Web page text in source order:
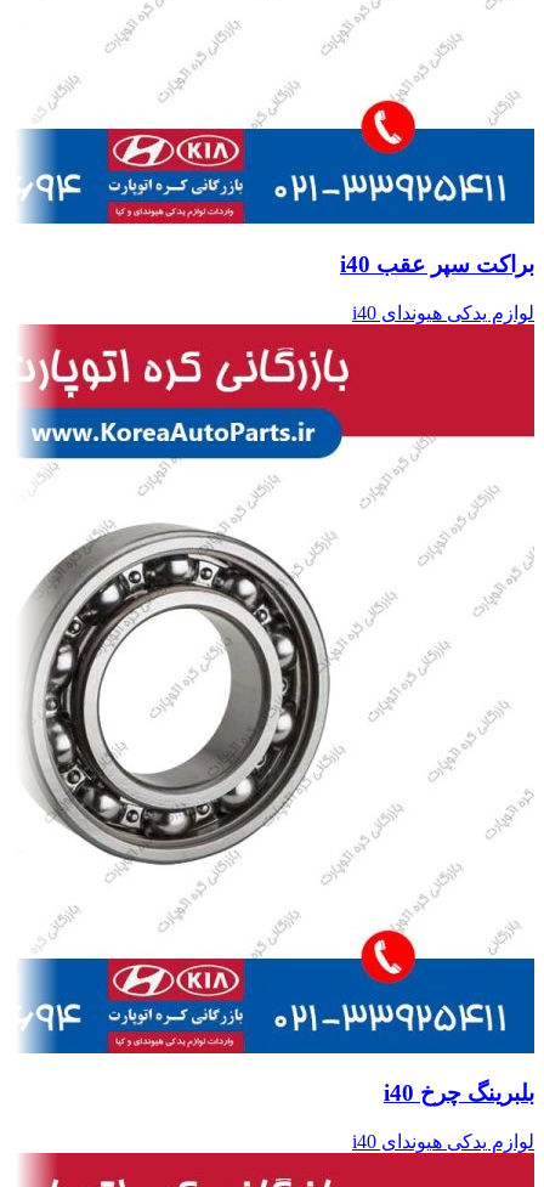
براکت سپر عقب i40
لوازم یدکی هیوندای i40
بلبرینگ چرخ i40
لوازم یدکی هیوندای i40